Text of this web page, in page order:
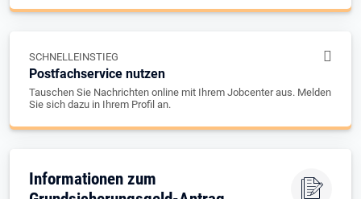
SCHNELLEINSTIEG
Postfachservice nutzen
Tauschen Sie Nachrichten online mit Ihrem Jobcenter aus. Melden
Sie sich dazu in Ihrem Profil an.
Informationen zum